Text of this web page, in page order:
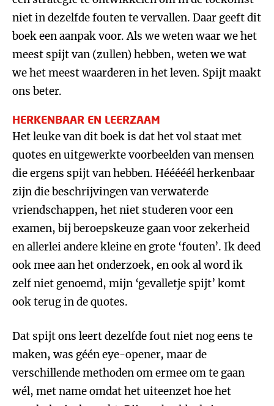
niet in dezelfde fouten te vervallen. Daar geeft dit
boek een aanpak voor. Als we weten waar we het
meest spijt van (zullen) hebben, weten we wat
we het meest waarderen in het leven. Spijt maakt
ons beter.
HERKENBAAR EN LEERZAAM
Het leuke van dit boek is dat het vol staat met
quotes en uitgewerkte voorbeelden van mensen
die ergens spijt van hebben. Hééééél herkenbaar
zijn die beschrijvingen van verwaterde
vriendschappen, het niet studeren voor een
examen, bij beroepskeuze gaan voor zekerheid
en allerlei andere kleine en grote ‘fouten’. Ik deed
ook mee aan het onderzoek, en ook al word ik
zelf niet genoemd, mijn ‘gevalletje spijt’ komt
ook terug in de quotes.
Dat spijt ons leert dezelfde fout niet nog eens te
maken, was géén eye-opener, maar de
verschillende methoden om ermee om te gaan
wél, met name omdat het uiteenzet hoe het